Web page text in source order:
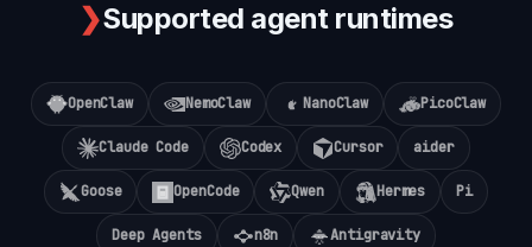
❯Supported agent runtimes
OpenClaw NemoClaw NanoClaw PicoClaw
Claude Code Codex Cursor aider
Goose OpenCode Qwen Hermes Pi
Deep Agents n8n Antigravity